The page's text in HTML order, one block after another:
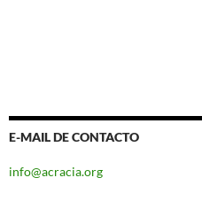
E-MAIL DE CONTACTO
info@acracia.org